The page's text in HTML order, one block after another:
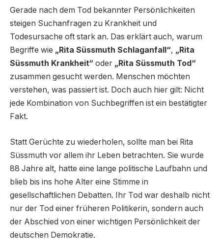
Gerade nach dem Tod bekannter Persönlichkeiten
steigen Suchanfragen zu Krankheit und
Todesursache oft stark an. Das erklärt auch, warum
Begriffe wie „Rita Süssmuth Schlaganfall“, „Rita
Süssmuth Krankheit“ oder „Rita Süssmuth Tod“
zusammen gesucht werden. Menschen möchten
verstehen, was passiert ist. Doch auch hier gilt: Nicht
jede Kombination von Suchbegriffen ist ein bestätigter
Fakt.
Statt Gerüchte zu wiederholen, sollte man bei Rita
Süssmuth vor allem ihr Leben betrachten. Sie wurde
88 Jahre alt, hatte eine lange politische Laufbahn und
blieb bis ins hohe Alter eine Stimme in
gesellschaftlichen Debatten. Ihr Tod war deshalb nicht
nur der Tod einer früheren Politikerin, sondern auch
der Abschied von einer wichtigen Persönlichkeit der
deutschen Demokratie.